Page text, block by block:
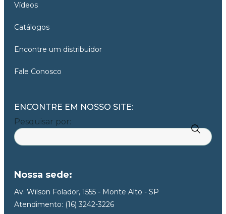
Vídeos
Catálogos
Encontre um distribuidor
Fale Conosco
ENCONTRE EM NOSSO SITE:
Pesquisar por:
Nossa sede:
Av. Wilson Folador, 1555 - Monte Alto - SP
Atendimento: (16) 3242-3226